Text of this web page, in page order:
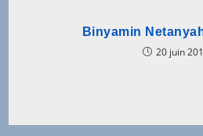
Binyamin
20 juin